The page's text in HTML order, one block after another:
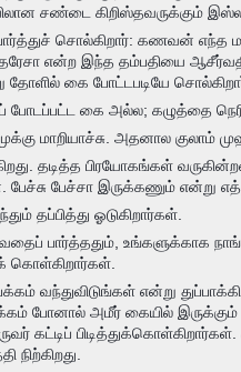
சண்டை கிறிஸ்தவருக்கும்
சொல்கிறார்: கணவன் எந்த
என்ற இந்த தம்பதியை
கை போட்டபடியே
கை அல்ல; கழுத்தை
மாறியாச்சு. அதனால குலாம்
தடித்த பிரயோகங்கள்
பேச்சு பேச்சா இருக்கணும்
தப்பித்து ஓடுகிறார்கள்.
பார்த்ததும், உங்களுக்காக
கொள்கிறார்கள்.
வந்துவிடுங்கள் என்று
போனால் அமீர் கையில் இருக்கும்
கட்டிப்
நிற்கிறது.